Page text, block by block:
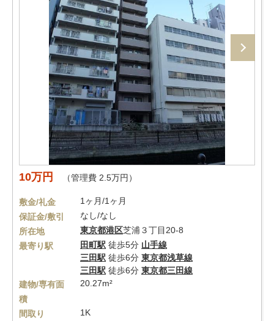
10万円 （管理費 2.5万円）
敷金/礼金
1ヶ月/1ヶ月
保証金/敷引
なし/なし
所在地
東京都港区芝浦３丁目20-8
最寄り駅
田町駅 徒歩5分 山手線
三田駅 徒歩6分 東京都浅草線
三田駅 徒歩6分 東京都三田線
建物/専有面
積
20.27m²
間取り
1K